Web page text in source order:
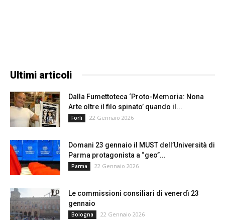
Ultimi articoli
Dalla Fumettoteca ‘Proto-Memoria: Nona
Arte oltre il filo spinato’ quando il...
Forli 22 Gennaio 2026
Domani 23 gennaio il MUST dell’Università di
Parma protagonista a “geo”...
Parma 22 Gennaio 2026
Le commissioni consiliari di venerdì 23
gennaio
Bologna 22 Gennaio 2026